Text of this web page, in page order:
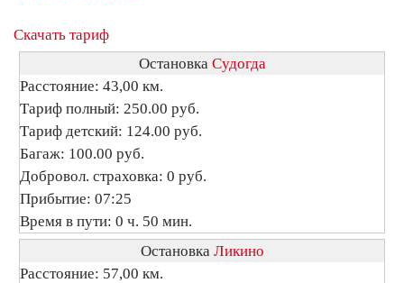
Скачать тариф
Остановка Судогда
Расстояние: 43,00 км.
Тариф полный: 250.00 руб.
Тариф детский: 124.00 руб.
Багаж: 100.00 руб.
Добровол. страховка: 0 руб.
Прибытие: 07:25
Время в пути: 0 ч. 50 мин.
Остановка Ликино
Расстояние: 57,00 км.